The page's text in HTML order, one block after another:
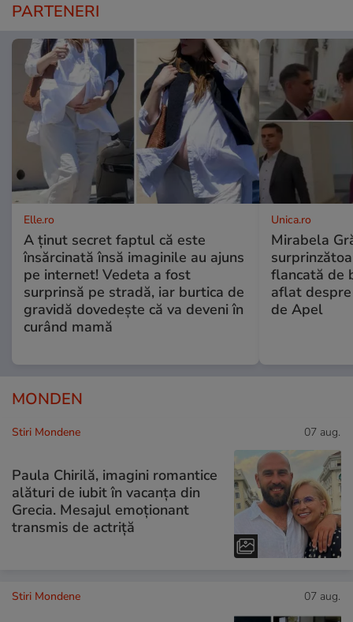
PARTENERI
Elle.ro
A ținut secret faptul că este
însărcinată însă imaginile au ajuns
pe internet! Vedeta a fost
surprinsă pe stradă, iar burtica de
gravidă dovedește că va deveni în
curând mamă
Unica.ro
Mirabela
flancată de
aflat
de Apel
MONDEN
Stiri Mondene 07 aug.
Paula Chirilă, imagini romantice
alături de iubit în vacanța din
Grecia. Mesajul emoționant
transmis de actriță
Stiri Mondene 07 aug.